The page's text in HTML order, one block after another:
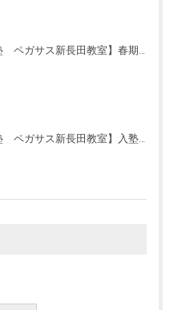
【神戸の学習塾 ペガサス新長田教室】春期講習開催！
【神戸の学習塾 ペガサス新長田教室】入塾金無料キャンペーン！